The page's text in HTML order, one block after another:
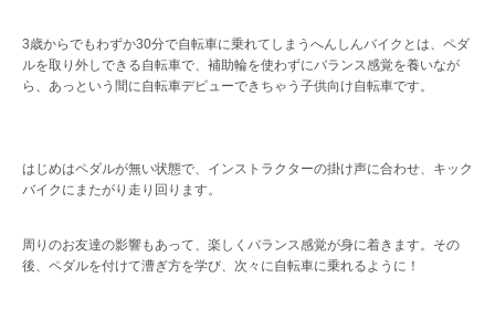
3歳からでもわずか30分で自転車に乗れてしまうへんしんバイクとは、ペダ
ルを取り外しできる自転車で、補助輪を使わずにバランス感覚を養いなが
ら、あっという間に自転車デビューできちゃう子供向け自転車です。
はじめはペダルが無い状態で、インストラクターの掛け声に合わせ、キック
バイクにまたがり走り回ります。
周りのお友達の影響もあって、楽しくバランス感覚が身に着きます。その
後、ペダルを付けて漕ぎ方を学び、次々に自転車に乗れるように！